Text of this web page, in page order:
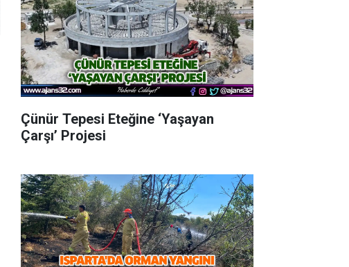
Çünür Tepesi Eteğine ‘Yaşayan
Çarşı’ Projesi